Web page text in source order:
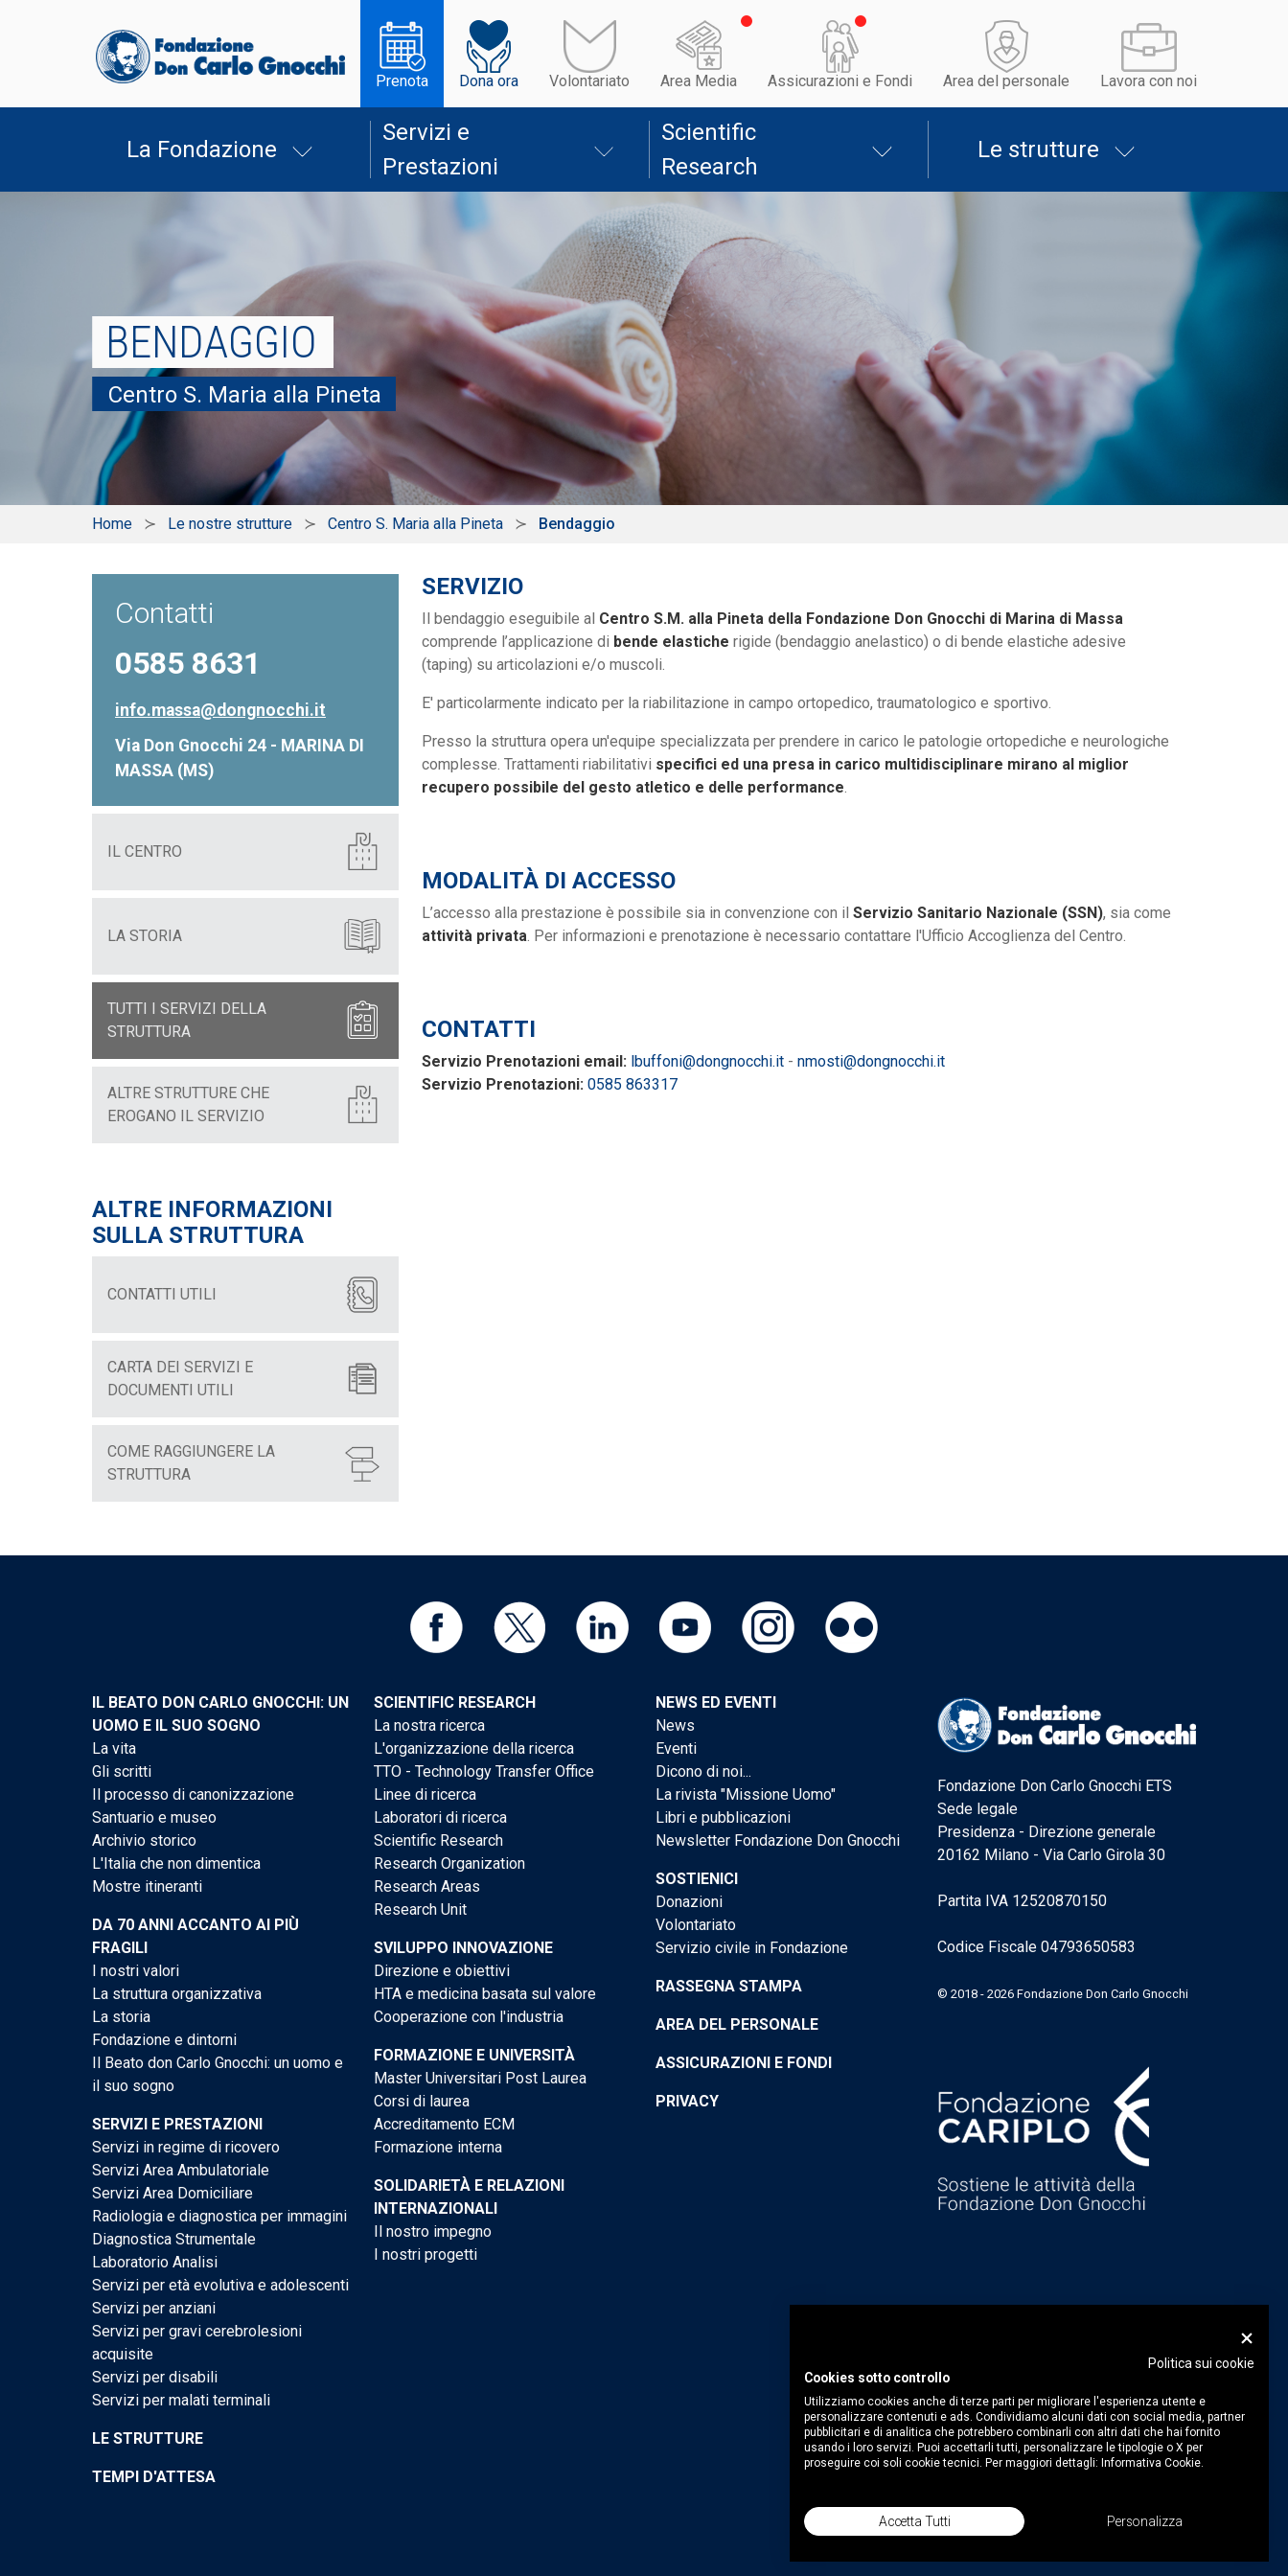
Prenota Dona ora Volontariato Area Media Assicurazioni e Fondi Area del personale Lavora con noi
La Fondazione
Servizi e
Prestazioni
Scientific
Research
Le strutture
BENDAGGIO
Centro S. Maria alla Pineta
Home Le nostre strutture Centro S. Maria alla Pineta Bendaggio
Contatti
0585 8631
info.massa@dongnocchi.it
Via Don Gnocchi 24 - MARINA DI
MASSA (MS)
IL CENTRO
LA STORIA
TUTTI I SERVIZI DELLA
STRUTTURA
ALTRE STRUTTURE CHE
EROGANO IL SERVIZIO
ALTRE INFORMAZIONI
SULLA STRUTTURA
CONTATTI UTILI
CARTA DEI SERVIZI E
DOCUMENTI UTILI
COME RAGGIUNGERE LA
STRUTTURA
SERVIZIO
Il bendaggio eseguibile al Centro S.M. alla Pineta della Fondazione Don Gnocchi di Marina di Massa
comprende l’applicazione di bende elastiche rigide (bendaggio anelastico) o di bende elastiche adesive
(taping) su articolazioni e/o muscoli.
E' particolarmente indicato per la riabilitazione in campo ortopedico, traumatologico e sportivo.
Presso la struttura opera un'equipe specializzata per prendere in carico le patologie ortopediche e neurologiche
complesse. Trattamenti riabilitativi specifici ed una presa in carico multidisciplinare mirano al miglior
recupero possibile del gesto atletico e delle performance.
MODALITÀ DI ACCESSO
L’accesso alla prestazione è possibile sia in convenzione con il Servizio Sanitario Nazionale (SSN), sia come
attività privata. Per informazioni e prenotazione è necessario contattare l'Ufficio Accoglienza del Centro.
CONTATTI
Servizio Prenotazioni email: lbuffoni@dongnocchi.it - nmosti@dongnocchi.it
Servizio Prenotazioni: 0585 863317
IL BEATO DON CARLO GNOCCHI: UN
UOMO E IL SUO SOGNO
La vita
Gli scritti
Il processo di canonizzazione
Santuario e museo
Archivio storico
L'Italia che non dimentica
Mostre itineranti
DA 70 ANNI ACCANTO AI PIÙ
FRAGILI
I nostri valori
La struttura organizzativa
La storia
Fondazione e dintorni
Il Beato don Carlo Gnocchi: un uomo e
il suo sogno
SERVIZI E PRESTAZIONI
Servizi in regime di ricovero
Servizi Area Ambulatoriale
Servizi Area Domiciliare
Radiologia e diagnostica per immagini
Diagnostica Strumentale
Laboratorio Analisi
Servizi per età evolutiva e adolescenti
Servizi per anziani
Servizi per gravi cerebrolesioni
acquisite
Servizi per disabili
Servizi per malati terminali
LE STRUTTURE
TEMPI D'ATTESA
SCIENTIFIC RESEARCH
La nostra ricerca
L'organizzazione della ricerca
TTO - Technology Transfer Office
Linee di ricerca
Laboratori di ricerca
Scientific Research
Research Organization
Research Areas
Research Unit
SVILUPPO INNOVAZIONE
Direzione e obiettivi
HTA e medicina basata sul valore
Cooperazione con l'industria
FORMAZIONE E UNIVERSITÀ
Master Universitari Post Laurea
Corsi di laurea
Accreditamento ECM
Formazione interna
SOLIDARIETÀ E RELAZIONI
INTERNAZIONALI
Il nostro impegno
I nostri progetti
NEWS ED EVENTI
News
Eventi
Dicono di noi...
La rivista "Missione Uomo"
Libri e pubblicazioni
Newsletter Fondazione Don Gnocchi
SOSTIENICI
Donazioni
Volontariato
Servizio civile in Fondazione
RASSEGNA STAMPA
AREA DEL PERSONALE
ASSICURAZIONI E FONDI
PRIVACY
Fondazione Don Carlo Gnocchi ETS
Sede legale
Presidenza - Direzione generale
20162 Milano - Via Carlo Girola 30
Partita IVA 12520870150
Codice Fiscale 04793650583
© 2018 - 2026 Fondazione Don Carlo Gnocchi
Politica sui cookie
Cookies sotto controllo
Utilizziamo cookies anche di terze parti per migliorare l'esperienza utente e
personalizzare contenuti e ads. Condividiamo alcuni dati con social media, partner
pubblicitari e di analitica che potrebbero combinarli con altri dati che hai fornito
usando i loro servizi. Puoi accettarli tutti, personalizzare le tipologie o X per
proseguire coi soli cookie tecnici. Per maggiori dettagli: Informativa Cookie.
Accetta Tutti Personalizza